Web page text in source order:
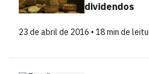
dividendos
23 de abril de 2016 • 18 min de